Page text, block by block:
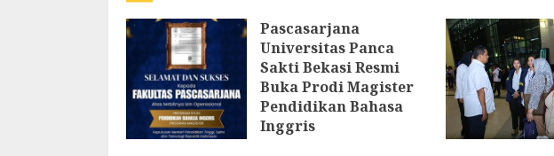
Bogor
AGUSTUS 3, 2026
Pascasarjana
Universitas Panca
Sakti Bekasi Resmi
Buka Prodi Magister
Pendidikan Bahasa
Inggris